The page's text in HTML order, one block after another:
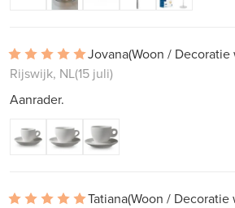
Jovana(Woon / Decoratie
Rijswijk, NL(15 juli)
Aanrader.
Tatiana(Woon / Decoratie